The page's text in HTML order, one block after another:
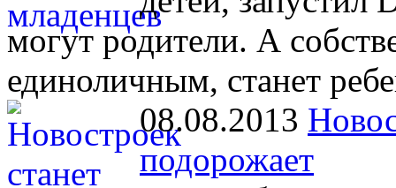
могут родители. А
единоличным, станет
08.08.2013
подорожает